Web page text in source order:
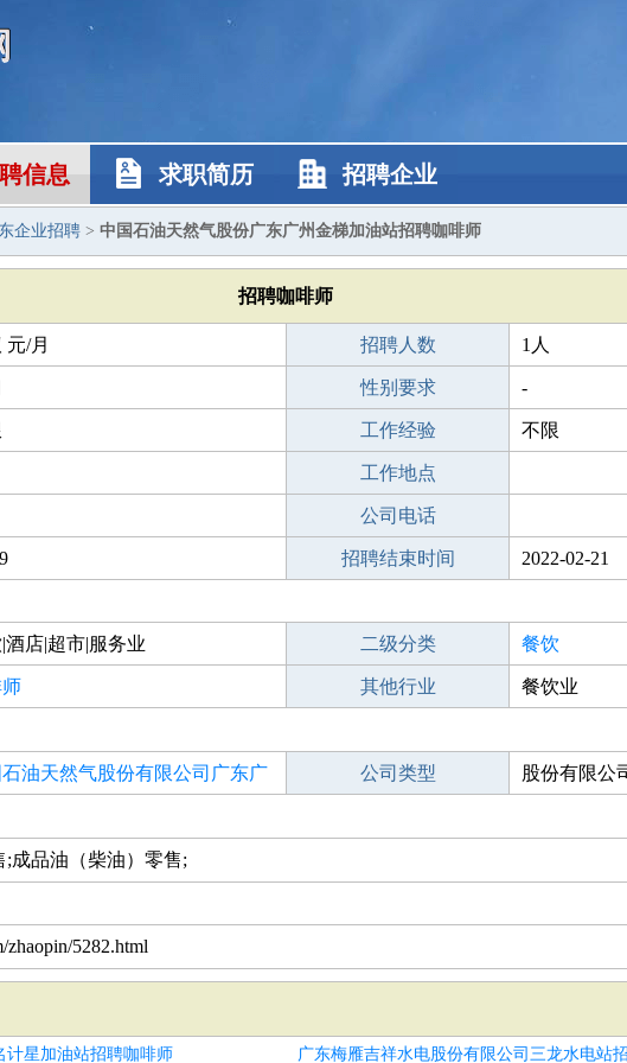
信息 求职简历 招聘企业
企业招聘 > 中国石油天然气股份广东广州金梯加油站招聘咖啡师
招聘咖啡师
元/月 招聘人数 1人
性别要求 -
工作经验 不限
工作地点
公司电话
招聘结束时间 2022-02-21
酒店|超市|服务业 二级分类 餐饮
其他行业 餐饮业
油天然气股份有限公司广东广 公司类型 股份有限公
成品油（柴油）零售;
5282.html
星加油站招聘咖啡师 广东梅雁吉祥水电股份有限公司三龙水电站